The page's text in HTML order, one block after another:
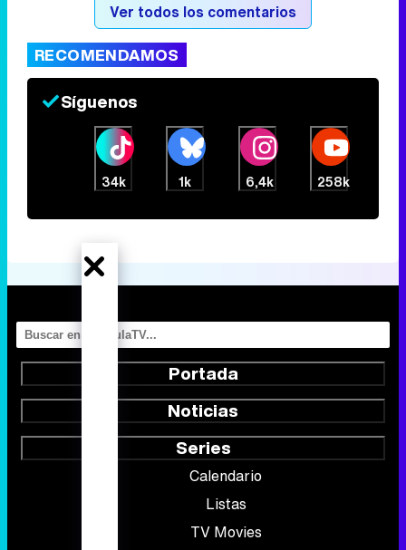
Ver todos los comentarios
RECOMENDAMOS
Síguenos
34k 1k 6,4k 258k
Portada
Noticias
Series
Calendario
Listas
TV Movies